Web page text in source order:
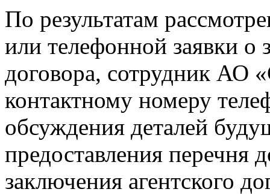
По результатам
или телефонной заявки о
договора, сотрудник АО
контактному номеру
обсуждения деталей
предоставления перечня
заключения агентского